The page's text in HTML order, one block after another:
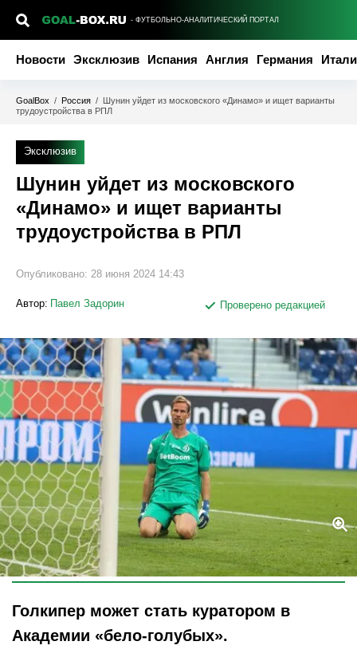
- ФУТБОЛЬНО-АНАЛИТИЧЕСКИЙ ПОРТАЛ
Новости Эксклюзив Испания Англия Германия
GoalBox / Россия / Шунин уйдет из московского «Динамо» и ищет варианты
трудоустройства в РПЛ
Эксклюзив
Шунин уйдет из московского
«Динамо» и ищет варианты
трудоустройства в РПЛ
Опубликовано: 28 июня 2024 14:43
Автор: Павел Задорин Проверено редакцией
Legion-Media
Голкипер может стать куратором в
Академии «бело-голубых».